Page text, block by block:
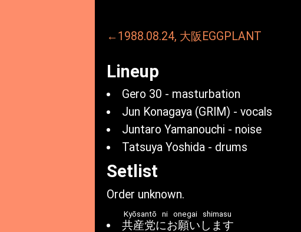
←1988.08.24, 大阪EGGPLANT
Lineup
Gero 30 - masturbation
Jun Konagaya (GRIM) - vocals
Juntaro Yamanouchi - noise
Tatsuya Yoshida - drums
Setlist
Order unknown.
共産党にお願いします
Kyōsantō ni onegai shimasu